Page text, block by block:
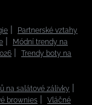
Partnerské vztahy
Módní trendy na
Trendy boty na
na salátové zálivky
brownies
Vláčné